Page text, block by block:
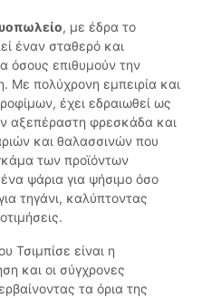
, με έδρα το
έναν σταθερό και
όσους επιθυμούν την
Με πολύχρονη εμπειρία και
έχει εδραιωθεί ως
αξεπέραστη φρεσκάδα και
και θαλασσινών που
των προϊόντων
ψάρια για ψήσιμο όσο
τηγάνι, καλύπτοντας
Τσιμπίσε είναι η
και οι σύγχρονες
τα όρια της